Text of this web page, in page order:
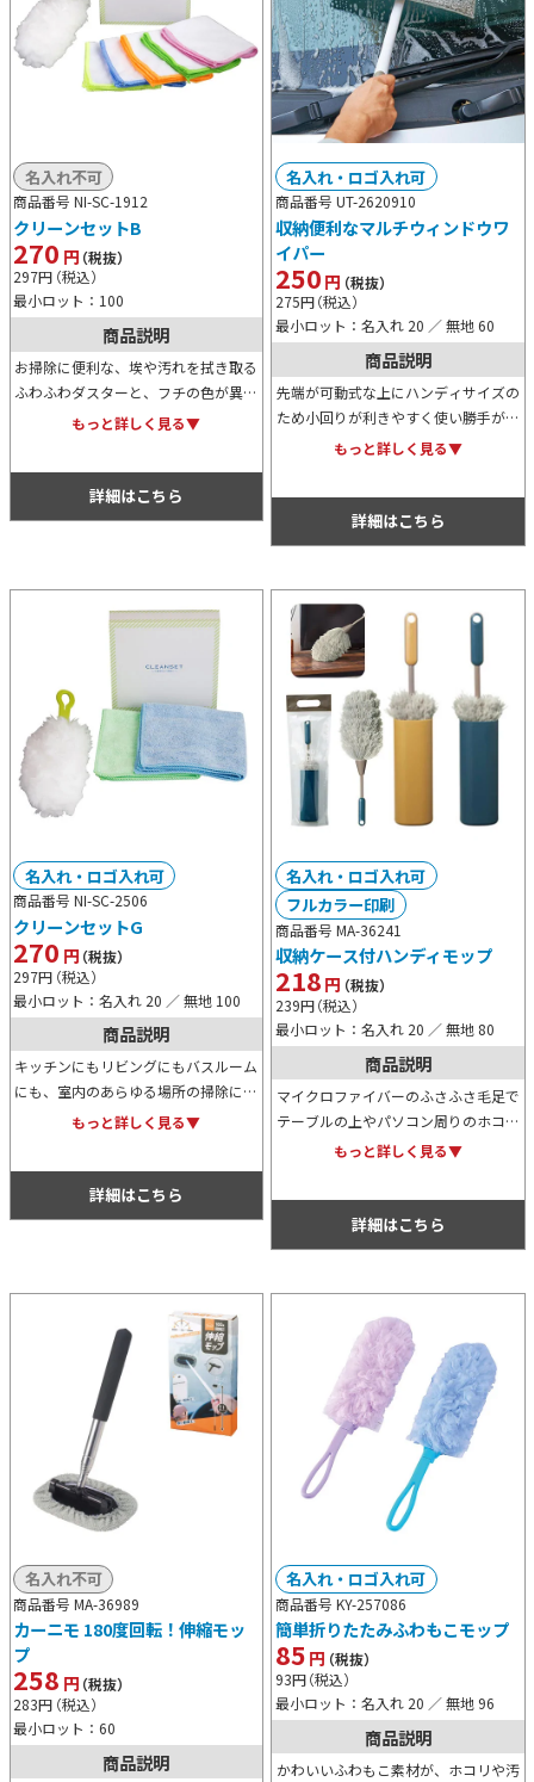
商品番号 NI-SC-1912
クリーンセットB
270 円（税抜）
297円（税込）
最小ロット：100
名入れ不可
商品説明
お掃除に便利な、埃や汚れを拭き取る
ふわふわダスターと、フチの色が異な
り用途別に使い分けできるマイクロフ
もっと詳しく見る▼
詳細はこちら
商品番号 UT-2620910
収納便利なマルチウィンドウワ
イパー
250円（税抜）
275円（税込）
最小ロット：名入れ 20 ／ 無地 60
名入れ・ロゴ入れ可
商品説明
先端が可動式な上にハンディサイズの
ため小回りが利きやすく使い勝手が非
常に良いマルチウィンドウワイパー。
もっと詳しく見る▼
詳細はこちら
商品番号 NI-SC-2506
クリーンセットG
270 円（税抜）
297円（税込）
最小ロット：名入れ 20 ／ 無地 100
名入れ・ロゴ入れ可
商品説明
キッチンにもリビングにもバスルーム
にも、室内のあらゆる場所の掃除に最
適なアイテムのセットです。イベント
もっと詳しく見る▼
詳細はこちら
商品番号 MA-36241
収納ケース付ハンディモップ
218円（税抜）
239円（税込）
最小ロット：名入れ 20 ／ 無地 80
名入れ・ロゴ入れ可
フルカラー印刷
商品説明
マイクロファイバーのふさふさ毛足で
テーブルの上やパソコン周りのホコリ
を綺麗に掃除できる上、使わない時は
ンディモップ。特典や景品用にも人気
もっと詳しく見る▼
詳細はこちら
商品番号 MA-36989
カーニモ 180度回転！伸縮モッ
プ
258 円（税抜）
283円（税込）
最小ロット：60
名入れ不可
商品説明
商品番号 KY-257086
簡単折りたたみふわもこモップ
85円（税抜）
93円（税込）
最小ロット：名入れ 20 ／ 無地 96
名入れ・ロゴ入れ可
商品説明
かわいいふわもこ素材が、ホコリや汚